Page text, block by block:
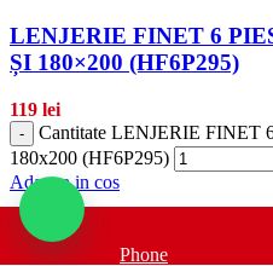
LENJERIE FINET 6
ȘI 180×200 (HF6P295)
119 lei
-
Cantitate LENJERIE FINET
180x200 (HF6P295)
Adauga in cos
Transformă dormitorul într-un
de pat din finet, alcătuită din 6
Phone